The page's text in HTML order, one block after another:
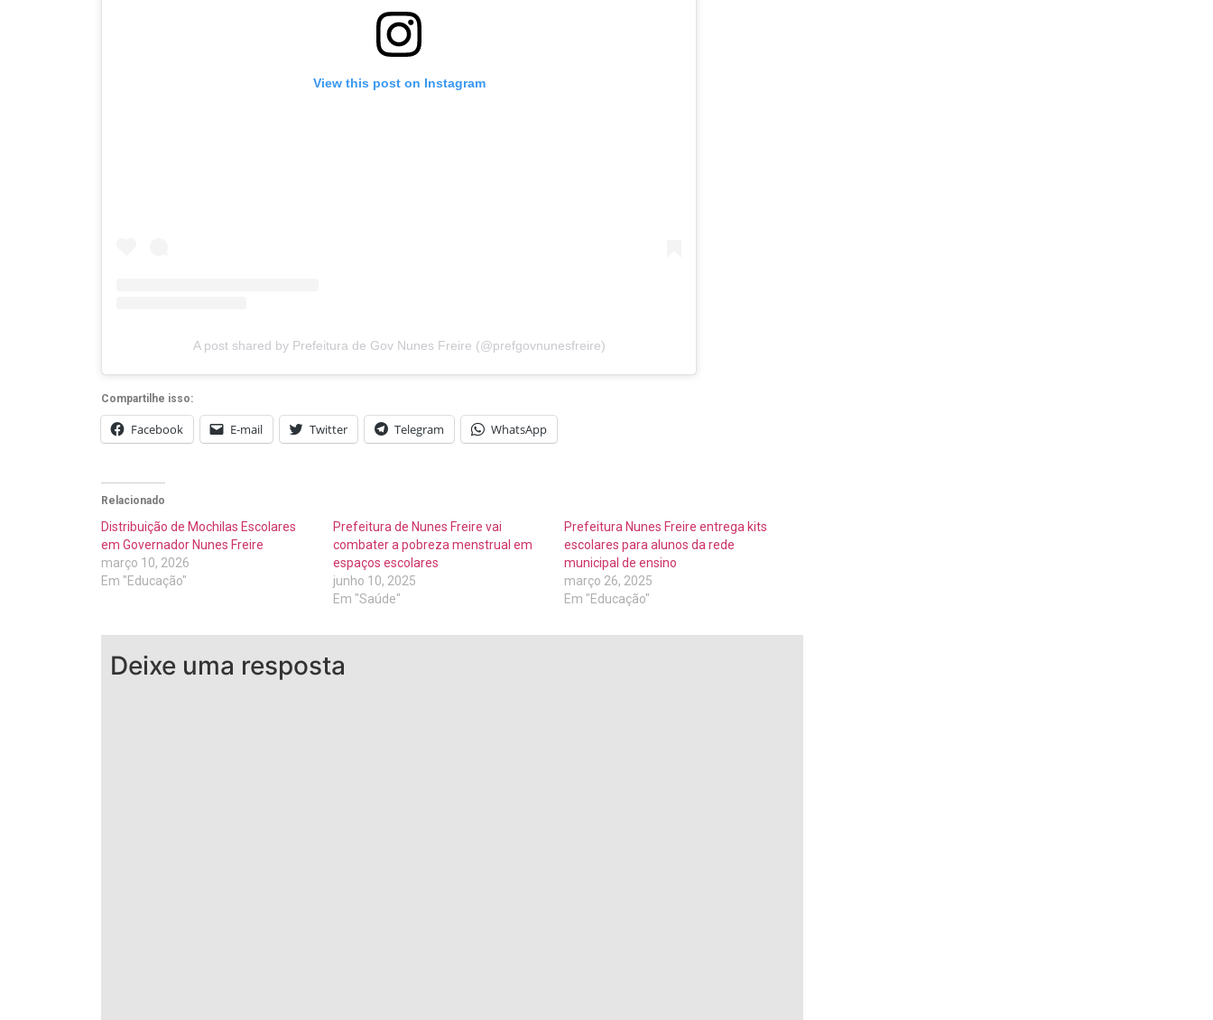
View this post on Instagram
A post shared by Prefeitura de Gov Nunes Freire (@prefgovnunesfreire)
Compartilhe isso:
Facebook E-mail Twitter Telegram WhatsApp
Relacionado
Distribuição de Mochilas Escolares
em Governador Nunes Freire
março 10, 2026
Em "Educação"
Prefeitura de Nunes Freire vai
combater a pobreza menstrual em
espaços escolares
junho 10, 2025
Em "Saúde"
Prefeitura Nunes Freire entrega kits
escolares para alunos da rede
municipal de ensino
março 26, 2025
Em "Educação"
Deixe uma resposta